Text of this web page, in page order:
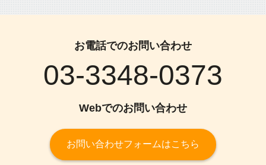
お電話でのお問い合わせ
03-3348-0373
Webでのお問い合わせ
お問い合わせフォームはこちら